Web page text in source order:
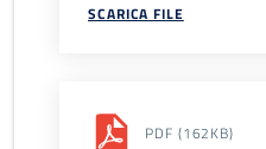
SCARICA FILE
PDF (162KB)